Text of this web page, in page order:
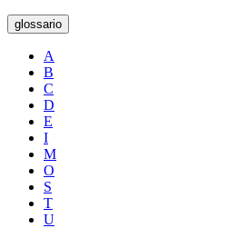
glossario
A
B
C
D
E
I
M
O
S
T
U